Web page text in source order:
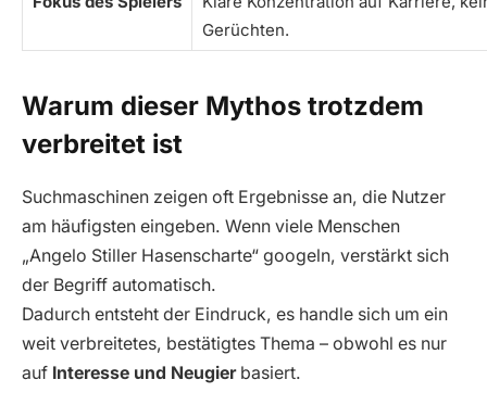
Gerüchten.
Warum dieser Mythos trotzdem
verbreitet ist
Suchmaschinen zeigen oft Ergebnisse an, die Nutzer
am häufigsten eingeben. Wenn viele Menschen
„Angelo Stiller Hasenscharte“ googeln, verstärkt sich
der Begriff automatisch.
Dadurch entsteht der Eindruck, es handle sich um ein
weit verbreitetes, bestätigtes Thema – obwohl es nur
auf Interesse und Neugierbasiert.